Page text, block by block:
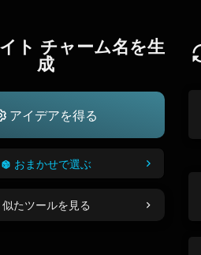
ト チャーム名を生
成
アイデアを得る
おまかせで選ぶ
似たツールを見る